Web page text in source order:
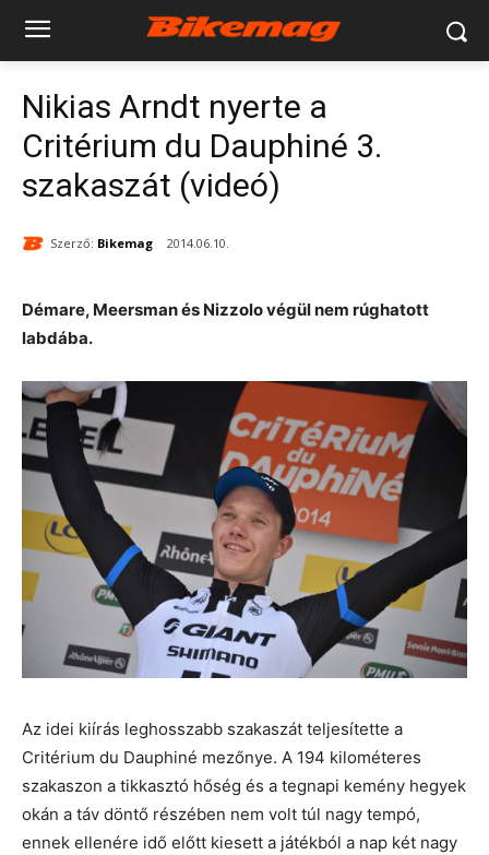
Nikias Arndt nyerte a
Critérium du Dauphiné 3.
szakaszát (videó)
Szerző: Bikemag 2014.06.10.
Démare, Meersman és Nizzolo végül nem rúghatott
labdába.
Az idei kiírás leghosszabb szakaszát teljesítette a
Critérium du Dauphiné mezőnye. A 194 kilométeres
szakaszon a tikkasztó hőség és a tegnapi kemény hegyek
okán a táv döntő részében nem volt túl nagy tempó,
ennek ellenére idő előtt kiesett a játékból a nap két nagy